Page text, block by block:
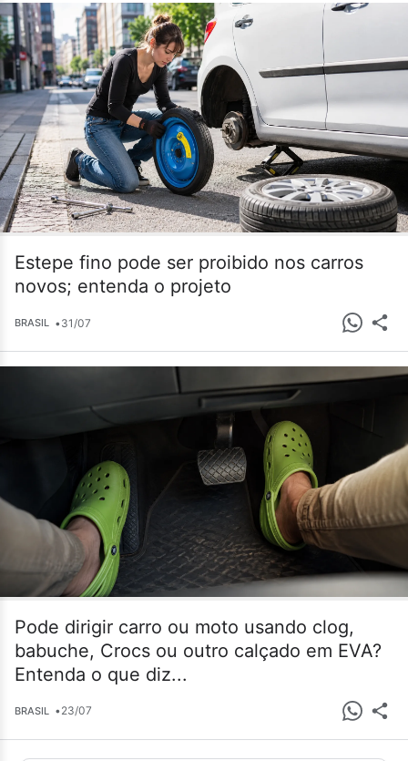
Estepe fino pode ser proibido nos carros
novos; entenda o projeto
BRASIL •31/07
Pode dirigir carro ou moto usando clog,
babuche, Crocs ou outro calçado em EVA?
Entenda o que diz...
BRASIL •23/07